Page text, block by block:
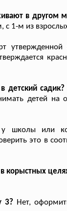
в другом
с 1-м из
утвержденной
детский садик?
детей на
школы или
это в
корыстных
3? Нет,